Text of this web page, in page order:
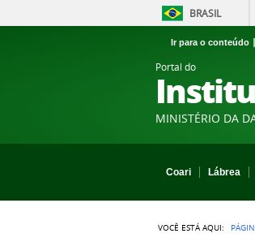
BRASIL
Ir para o conteúdo
Portal do
MINISTÉRIO DA
Coari
Lábrea
VOCÊ ESTÁ AQUI: